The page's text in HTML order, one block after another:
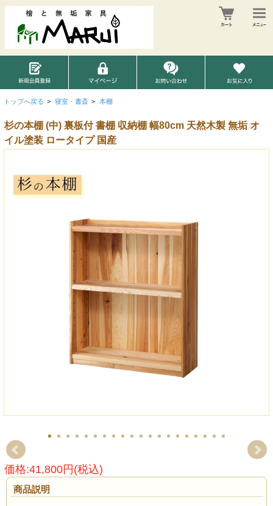
トップへ戻る > 寝室・書斎 > 本棚
杉の本棚 (中) 裏板付 書棚 収納棚 幅80cm 天然木製 無垢 オ
イル塗装 ロータイプ 国産
価格:41,800円(税込)
商品説明